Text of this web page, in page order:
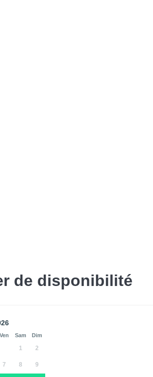
de disponibilité
Ven Sam Dim
1 2
7 8 9